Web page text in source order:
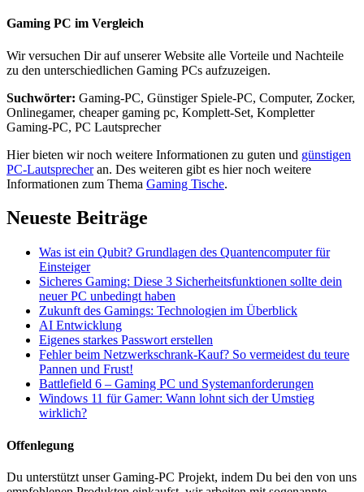
Gaming PC im Vergleich
Wir versuchen Dir auf unserer Website alle Vorteile und Nachteile
zu den unterschiedlichen Gaming PCs aufzuzeigen.
Suchwörter: Gaming-PC, Günstiger Spiele-PC, Computer, Zocker,
Onlinegamer, cheaper gaming pc, Komplett-Set, Kompletter
Gaming-PC, PC Lautsprecher
Hier bieten wir noch weitere Informationen zu guten und günstigen
PC-Lautsprecheran. Des weiteren gibt es hier noch weitere
Informationen zum Thema Gaming Tische.
Neueste Beiträge
Was ist ein Qubit? Grundlagen des Quantencomputer für
Einsteiger
Sicheres Gaming: Diese 3 Sicherheitsfunktionen sollte dein
neuer PC unbedingt haben
Zukunft des Gamings: Technologien im Überblick
AI Entwicklung
Eigenes starkes Passwort erstellen
Fehler beim Netzwerkschrank-Kauf? So vermeidest du teure
Pannen und Frust!
Battlefield 6 – Gaming PC und Systemanforderungen
Windows 11 für Gamer: Wann lohnt sich der Umstieg
wirklich?
Offenlegung
Du unterstützt unser Gaming-PC Projekt, indem Du bei den von uns